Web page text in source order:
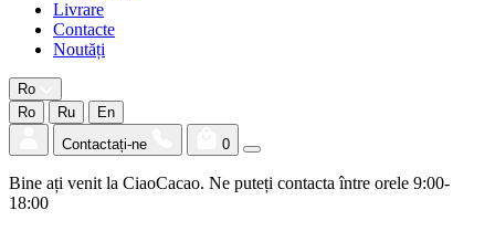
Livrare
Contacte
Noutăți
Ro
Ro
Ru
En
Contactați-ne
0
Bine ați venit la CiaoCacao. Ne puteți contacta între orele 9:00-
18:00